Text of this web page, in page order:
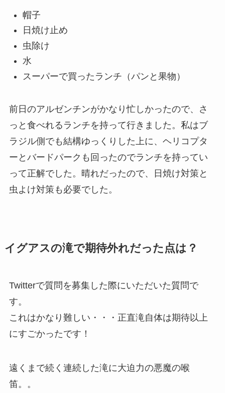
帽子
日焼け止め
虫除け
水
スーパーで買ったランチ（パンと果物）
前日のアルゼンチンがかなり忙しかったので、さ
っと食べれるランチを持って行きました。私はブ
ラジル側でも結構ゆっくりした上に、ヘリコプタ
ーとバードパークも回ったのでランチを持ってい
って正解でした。晴れだったので、日焼け対策と
虫よけ対策も必要でした。
イグアスの滝で期待外れだった点は？
Twitterで質問を募集した際にいただいた質問で
す。
これはかなり難しい・・・正直滝自体は期待以上
にすごかったです！
遠くまで続く連続した滝に大迫力の悪魔の喉
笛。。